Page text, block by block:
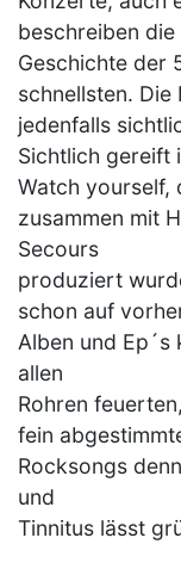
beschreiben die
Geschichte der
schnellsten. Die
jedenfalls
Sichtlich gereift
Watch yourself,
zusammen mit
Secours
produziert
schon auf
Alben und
allen
Rohren
fein
Rocksongs
und
Tinnitus lässt